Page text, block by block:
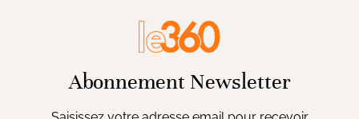
Abonnement Newsletter